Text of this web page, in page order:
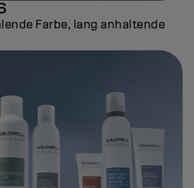
Farbe, lang anhaltende